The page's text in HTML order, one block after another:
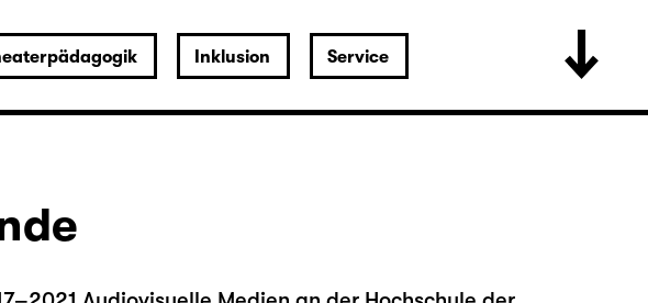
Inklusion Service